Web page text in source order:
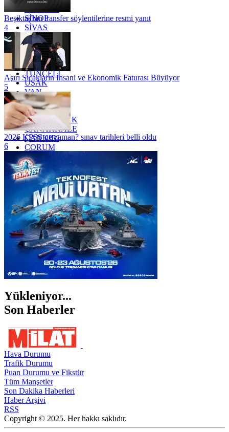
SİNOP
SİVAS
SİİRT
TEKİRDAĞ
TOKAT
TRABZON
TUNCELİ
UŞAK
VAN
YALOVA
YOZGAT
ZONGULDAK
ÇANAKKALE
ÇANKIRI
ÇORUM
İSTANBUL
İZMİR
ŞANLIURFA
ŞIRNAK
Beşiktaş'tan transfer söylentilerine resmi yanıt
4
Aşırı Sıcakların İnsani ve Ekonomik Faturası Büyüyor
5
2026 KPSS ne zaman? sınav tarihleri belli oldu
6
Yükleniyor...
Son Haberler
Hava Durumu
Trafik Durumu
Puan Durumu ve Fikstür
Tüm Manşetler
Son Dakika Haberleri
Haber Arşivi
RSS
Copyright © 2025. Her hakkı saklıdır.